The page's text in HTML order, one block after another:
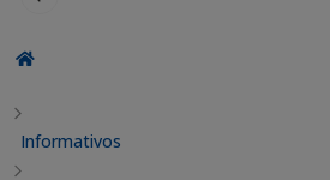
Informativos